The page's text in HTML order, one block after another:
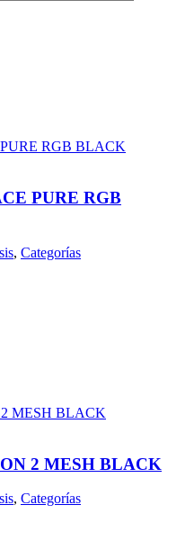
PURE RGB
, Categorías
2 MESH BLACK
, Categorías